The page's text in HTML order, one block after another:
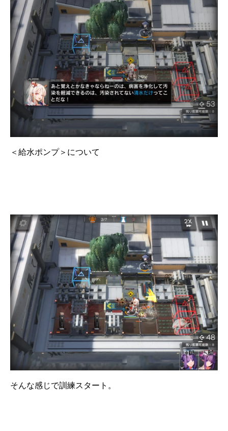
＜給水ポンプ＞について
そんな感じで訓練スタート。